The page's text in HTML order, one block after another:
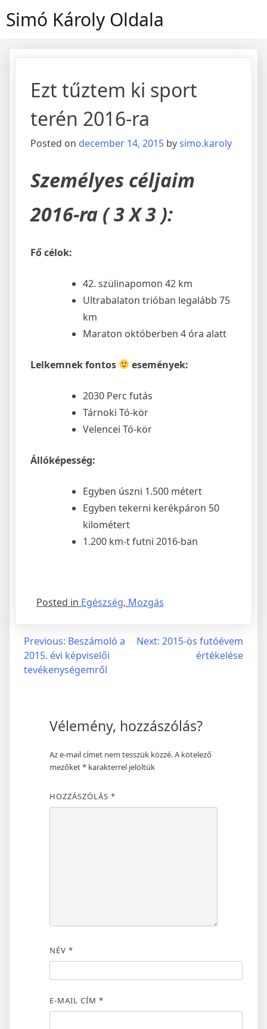
toSimó Károly Oldala
Ezt tűztem ki sport
terén 2016-ra
Posted on december 14, 2015 bysimo.karoly
Személyes céljaim
2016-ra ( 3 X 3 ):
Fő célok:
42. szülinapomon 42 km
Ultrabalaton trióban legalább 75
km
Maraton októberben 4 óra alatt
Lelkemnek fontos események:
2030 Perc futás
Tárnoki Tó-kör
Velencei Tó-kör
Állóképesség:
Egyben úszni 1.500 métert
Egyben tekerni kerékpáron 50
kilométert
1.200 km-t futni 2016-ban
Posted in Egészség, Mozgás
Bejegyzés
navigáció
Previous: Beszámoló a
2015. évi képviselői
tevékenységemről
Next: 2015-ös futóévem
értékelése
Vélemény, hozzászólás?
Az e-mail címet nem tesszük közzé.A kötelező
mezőket*karakterrel jelöltük
HOZZÁSZÓLÁS *
NÉV *
E-MAIL CÍM *